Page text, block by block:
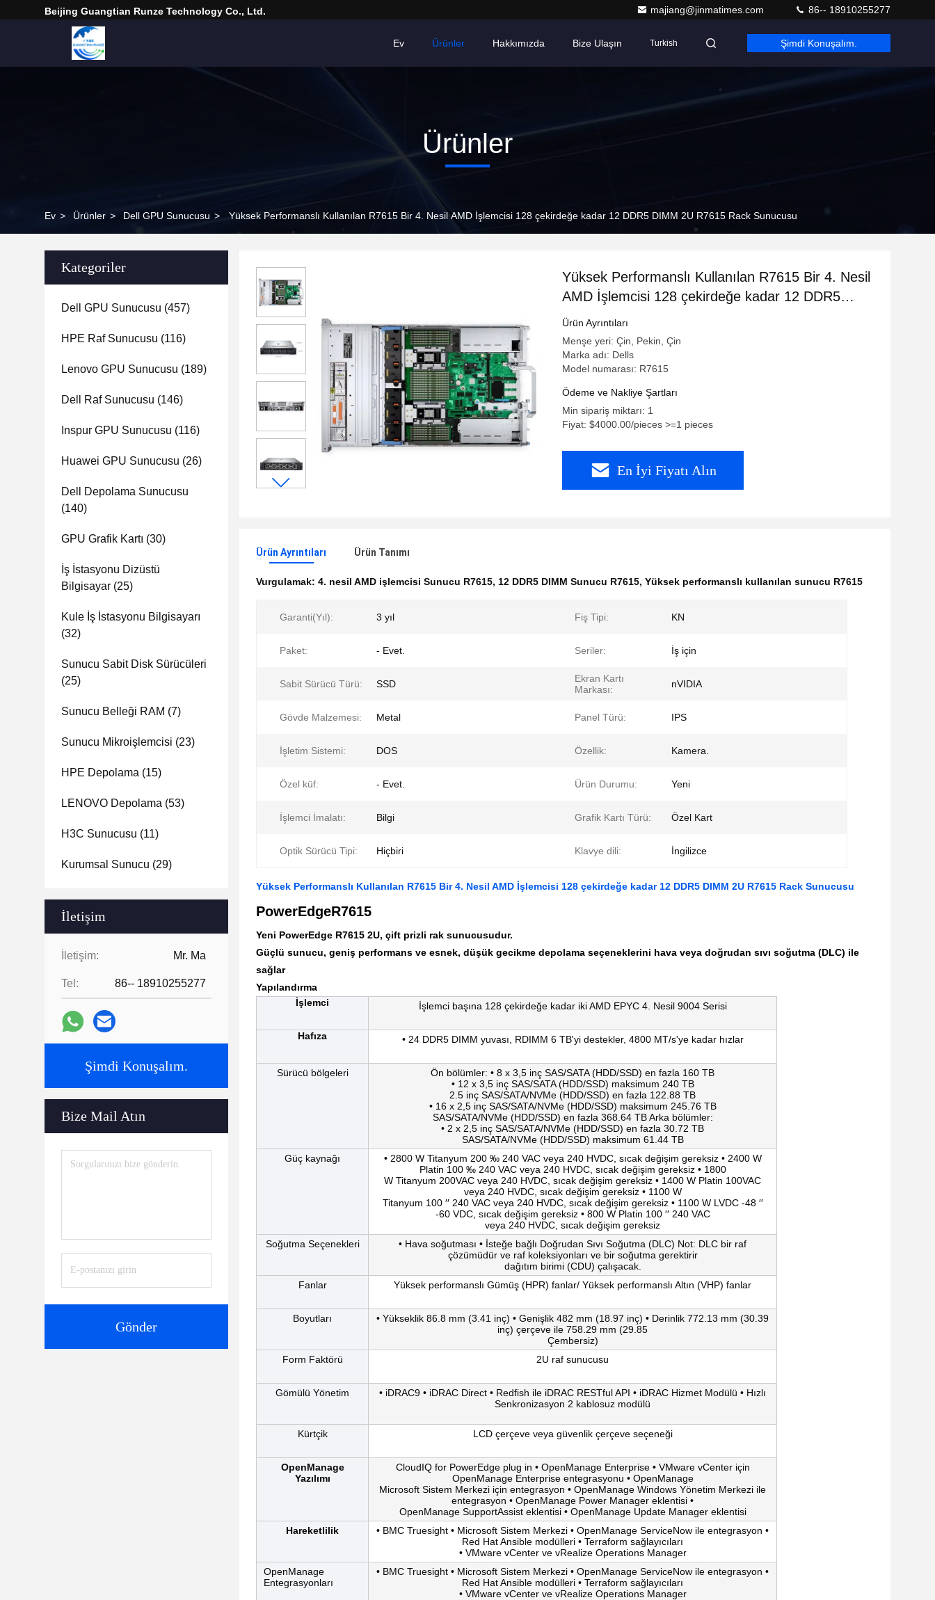
Beijing Guangtian Runze Technology Co., Ltd. majiang@jinmatimes.com 86-- 18910255277
Ev Ürünler Hakkımızda Bize Ulaşın Turkish Şimdi Konuşalım.
Ürünler
Ev > Ürünler > Dell GPU Sunucusu > Yüksek Performanslı Kullanılan R7615 Bir 4. Nesil AMD İşlemcisi 128 çekirdeğe kadar 12 DDR5 DIMM 2U R7615 Rack Sunucusu
Kategoriler
Dell GPU Sunucusu (457)
HPE Raf Sunucusu (116)
Lenovo GPU Sunucusu (189)
Dell Raf Sunucusu (146)
Inspur GPU Sunucusu (116)
Huawei GPU Sunucusu (26)
Dell Depolama Sunucusu
(140)
GPU Grafik Kartı (30)
İş İstasyonu Dizüstü
Bilgisayar (25)
Kule İş İstasyonu Bilgisayarı
(32)
Sunucu Sabit Disk Sürücüleri
(25)
Sunucu Belleği RAM (7)
Sunucu Mikroişlemcisi (23)
HPE Depolama (15)
LENOVO Depolama (53)
H3C Sunucusu (11)
Kurumsal Sunucu (29)
İletişim
İletişim: Mr. Ma
Tel: 86-- 18910255277
Şimdi Konuşalım.
Bize Mail Atın
Gönder
Yüksek Performanslı Kullanılan R7615 Bir 4. Nesil
AMD İşlemcisi 128 çekirdeğe kadar 12 DDR5
DIMM 2U R7615 Rack Sunucusu
Ürün Ayrıntıları
Menşe yeri: Çin, Pekin, Çin
Marka adı: Dells
Model numarası: R7615
Ödeme ve Nakliye Şartları
Min sipariş miktarı: 1
Fiyat: $4000.00/pieces >=1 pieces
En İyi Fiyatı Alın
Ürün Ayrıntıları Ürün Tanımı
Vurgulamak: 4. nesil AMD işlemcisi Sunucu R7615, 12 DDR5 DIMM Sunucu R7615, Yüksek performanslı kullanılan sunucu R7615
Garanti(Yıl): 3 yıl Fiş Tipi: KN
Paket: - Evet. Seriler: İş için
Sabit Sürücü Türü: SSD
Ekran Kartı
Markası:
nVIDIA
Gövde Malzemesi: Metal Panel Türü: IPS
İşletim Sistemi: DOS Özellik: Kamera.
Özel küf: - Evet. Ürün Durumu: Yeni
İşlemci İmalatı: Bilgi Grafik Kartı Türü: Özel Kart
Optik Sürücü Tipi: Hiçbiri Klavye dili: İngilizce
Yüksek Performanslı Kullanılan R7615 Bir 4. Nesil AMD İşlemcisi 128 çekirdeğe kadar 12 DDR5 DIMM 2U R7615 Rack Sunucusu
PowerEdgeR7615
Yeni PowerEdge R7615 2U, çift prizli rak sunucusudur.
Güçlü sunucu, geniş performans ve esnek, düşük gecikme depolama seçeneklerini hava veya doğrudan sıvı soğutma (DLC) ile
sağlar
Yapılandırma
İşlemci
İşlemci başına 128 çekirdeğe kadar iki AMD EPYC 4. Nesil 9004 Serisi
Hafıza • 24 DDR5 DIMM yuvası, RDIMM 6 TB'yi destekler, 4800 MT/s'ye kadar hızlar
Sürücü bölgeleri
Ön bölümler: • 8 x 3,5 inç SAS/SATA (HDD/SSD) en fazla 160 TB
• 12 x 3,5 inç SAS/SATA (HDD/SSD) maksimum 240 TB
2.5 inç SAS/SATA/NVMe (HDD/SSD) en fazla 122.88 TB
• 16 x 2,5 inç SAS/SATA/NVMe (HDD/SSD) maksimum 245.76 TB
SAS/SATA/NVMe (HDD/SSD) en fazla 368.64 TB Arka bölümler:
• 2 x 2,5 inç SAS/SATA/NVMe (HDD/SSD) en fazla 30.72 TB
SAS/SATA/NVMe (HDD/SSD) maksimum 61.44 TB
Güç kaynağı
• 2800 W Titanyum 200 ‰ 240 VAC veya 240 HVDC, sıcak değişim gereksiz • 2400 W
Platin 100 ‰ 240 VAC veya 240 HVDC, sıcak değişim gereksiz • 1800
W Titanyum 200VAC veya 240 HVDC, sıcak değişim gereksiz • 1400 W Platin 100VAC
veya 240 HVDC, sıcak değişim gereksiz • 1100 W
Titanyum 100 ′′ 240 VAC veya 240 HVDC, sıcak değişim gereksiz • 1100 W LVDC -48 ′′
-60 VDC, sıcak değişim gereksiz • 800 W Platin 100 ′′ 240 VAC
veya 240 HVDC, sıcak değişim gereksiz
Soğutma Seçenekleri
• Hava soğutması • İsteğe bağlı Doğrudan Sıvı Soğutma (DLC) Not: DLC bir raf
çözümüdür ve raf koleksiyonları ve bir soğutma gerektirir
dağıtım birimi (CDU) çalışacak.
Fanlar
Yüksek performanslı Gümüş (HPR) fanlar/ Yüksek performanslı Altın (VHP) fanlar
Boyutları
• Yükseklik 86.8 mm (3.41 inç) • Genişlik 482 mm (18.97 inç) • Derinlik 772.13 mm (30.39
inç) çerçeve ile 758.29 mm (29.85
Çembersiz)
Form Faktörü
2U raf sunucusu
Gömülü Yönetim
• iDRAC9 • iDRAC Direct • Redfish ile iDRAC RESTful API • iDRAC Hizmet Modülü • Hızlı
Senkronizasyon 2 kablosuz modülü
Kürtçik LCD çerçeve veya güvenlik çerçeve seçeneği
OpenManage
Yazılımı
CloudIQ for PowerEdge plug in • OpenManage Enterprise • VMware vCenter için
OpenManage Enterprise entegrasyonu • OpenManage
Microsoft Sistem Merkezi için entegrasyon • OpenManage Windows Yönetim Merkezi ile
entegrasyon • OpenManage Power Manager eklentisi •
OpenManage SupportAssist eklentisi • OpenManage Update Manager eklentisi
Hareketlilik
• BMC Truesight • Microsoft Sistem Merkezi • OpenManage ServiceNow ile entegrasyon •
Red Hat Ansible modülleri • Terraform sağlayıcıları
• VMware vCenter ve vRealize Operations Manager
OpenManage
Entegrasyonları
• BMC Truesight • Microsoft Sistem Merkezi • OpenManage ServiceNow ile entegrasyon •
Red Hat Ansible modülleri • Terraform sağlayıcıları
• VMware vCenter ve vRealize Operations Manager